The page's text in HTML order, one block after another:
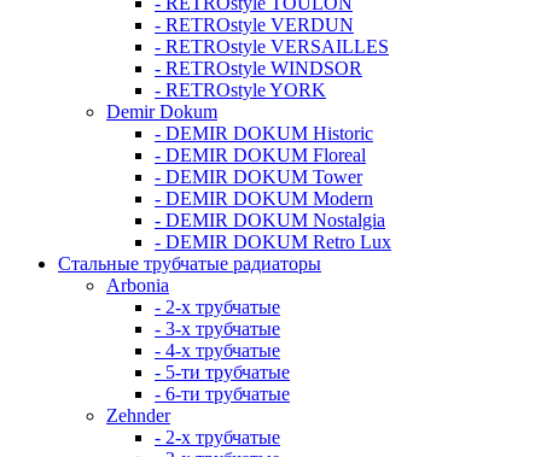
- RETROstyle VERDUN
- RETROstyle VERSAILLES
- RETROstyle WINDSOR
- RETROstyle YORK
Demir Dokum
- DEMIR DOKUM Historic
- DEMIR DOKUM Floreal
- DEMIR DOKUM Tower
- DEMIR DOKUM Modern
- DEMIR DOKUM Nostalgia
- DEMIR DOKUM Retro Lux
Стальные трубчатые радиаторы
Arbonia
- 2-х трубчатые
- 3-х трубчатые
- 4-х трубчатые
- 5-ти трубчатые
- 6-ти трубчатые
Zehnder
- 2-х трубчатые